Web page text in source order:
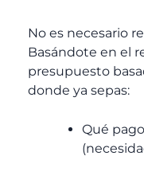
No es necesario
Basándote en el
presupuesto
donde ya sepas:
Qué